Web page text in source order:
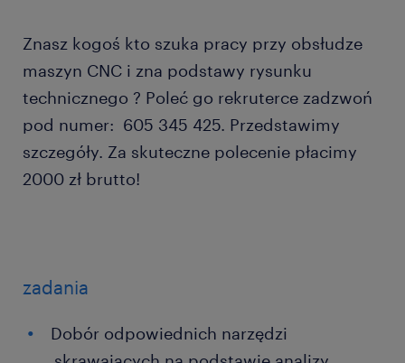
Znasz kogoś kto szuka pracy przy obsłudze
maszyn CNC i zna podstawy rysunku
technicznego ? Poleć go rekruterce zadzwoń
pod numer: 605 345 425. Przedstawimy
szczegóły. Za skuteczne polecenie płacimy
2000 zł brutto!
zadania
Dobór odpowiednich narzędzi